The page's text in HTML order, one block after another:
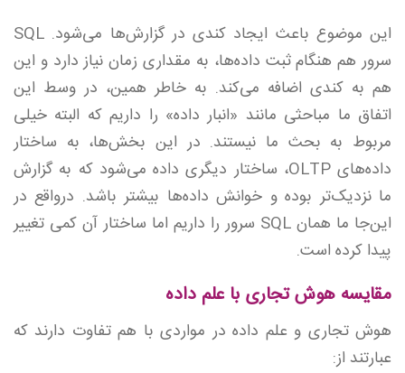
این موضوع باعث ایجاد کندی در گزارش‌ها می‌شود. SQL
سرور هم هنگام ثبت داده‌ها،‌ به مقداری زمان نیاز دارد و این
هم به کندی اضافه می‌کند. به خاطر همین، در وسط این
اتفاق ما مباحثی مانند «انبار داده» را داریم که البته خیلی
مربوط به بحث ما نیستند. در این بخش‌ها، به ساختار
داده‌های OLTP، ساختار دیگری داده می‌شود که به گزارش
ما نزدیک‌تر بوده و خوانش داده‌ها بیشتر باشد. درواقع در
این‌جا ما همان SQL سرور را داریم اما ساختار آن کمی تغییر
پیدا کرده است.
مقایسه هوش تجاری با علم داده
هوش تجاری و علم داده در مواردی با هم تفاوت دارند که
عبارتند از: